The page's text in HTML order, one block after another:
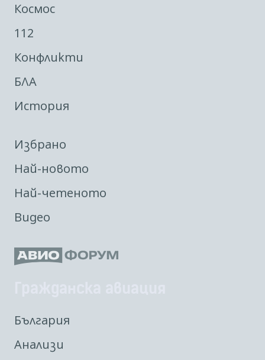
Космос
112
Конфликти
БЛА
История
Избрано
Най-новото
Най-четеното
Видео
България
Анализи